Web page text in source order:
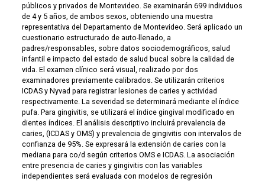
públicos y privados de Montevideo. Se examinarán 699 individuos
de 4 y 5 años, de ambos sexos, obteniendo una muestra
representativa del Departamento de Montevideo. Será aplicado un
cuestionario estructurado de auto-llenado, a
padres/responsables, sobre datos sociodemográficos, salud
infantil e impacto del estado de salud bucal sobre la calidad de
vida. El examen clínico será visual, realizado por dos
examinadores previamente calibrados. Se utilizarán criterios
ICDAS y Nyvad para registrar lesiones de caries y actividad
respectivamente. La severidad se determinará mediante el índice
pufa. Para gingivitis, se utilizará el índice gingival modificado en
dientes índices. El análisis descriptivo incluirá prevalencia de
caries, (ICDAS y OMS) y prevalencia de gingivitis con intervalos de
confianza de 95%. Se expresará la extensión de caries con la
mediana para co/d según criterios OMS e ICDAS. La asociación
entre presencia de caries y gingivitis con las variables
independientes será evaluada con modelos de regresión